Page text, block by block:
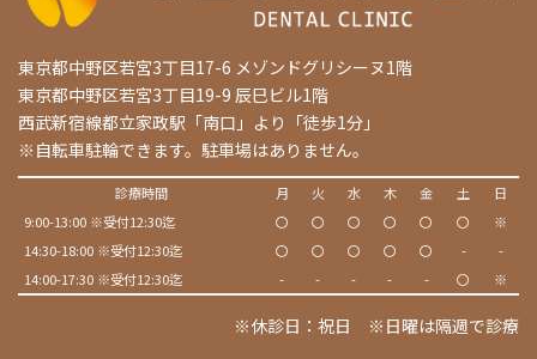
東京都中野区若宮3丁目17-6 メゾンドグリシーヌ1階
東京都中野区若宮3丁目19-9 辰巳ビル1階
西武新宿線都立家政駅「南口」より「徒歩1分」
※自転車駐輪できます。駐車場はありません。
診療時間 月 火 水 木 金 土
日
9:00-13:00 ※受付12:30迄
〇 〇 〇 〇 〇 〇
※
14:30-18:00 ※受付12:30迄
〇 〇 〇 〇 〇 -
-
14:00-17:30 ※受付12:30迄
- - - - - 〇 ※
※休診日：祝日 ※日曜は隔週で診療